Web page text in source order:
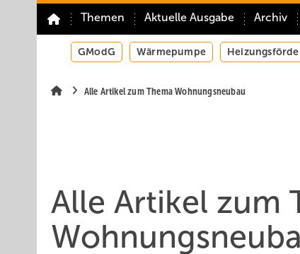
Themen Aktuelle Ausgabe Archiv
GModG Wärmepumpe
Alle Artikel zum Thema Wohnungsneubau
Alle Artikel zum